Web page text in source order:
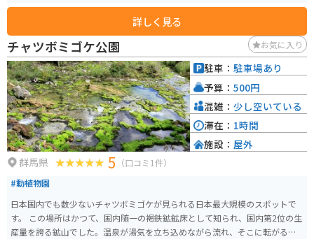
キャンプ用品やバーベキュー設備のレンタルも豊富に揃っており、手ぶらで
訪れることも可能です。また、車・バイクで10分ほどのところに草津温泉が
あります。無料の共同浴場も近くに一件あります。営業期間 4月末～11月末
で、バイクや車はサイトに横付けできて、ディキャンプも楽しめます。
詳しく見る
チャツボミゴケ公園 お気に入り
群馬県 5 （口コミ1件）
#動植物園
日本国内でも数少ないチャツボミゴケが見られる日本最大規模のスポットで
す。 この場所はかつて、国内随一の褐鉄鉱鉱床として知られ、国内第2位の生
産量を誇る鉱山でした。温泉が湯気を立ち込めながら流れ、そこに転がる石
駐車： 駐車場あり
予算： 500円
混雑： 少し空いている
滞在： 1時間
施設： 屋外